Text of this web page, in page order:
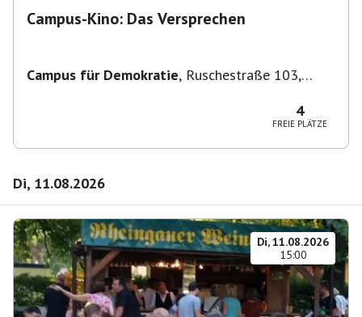
Campus-Kino: Das Versprechen
Campus für Demokratie, Ruschestraße 103,
4
FREIE PLÄTZE
Di, 11.08.2026
Di, 11.08.2026
15:00